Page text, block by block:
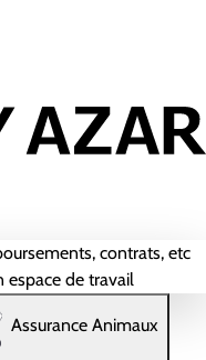
contrats, etc
espace de travail
Assurance Animaux